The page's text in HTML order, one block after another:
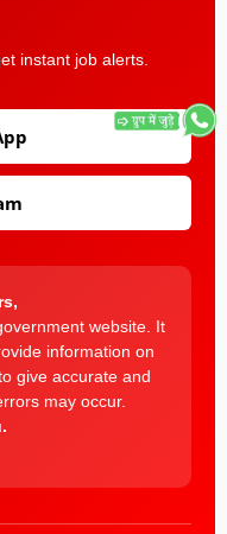
instant job alerts.
website. It
information on
give accurate and
may occur.